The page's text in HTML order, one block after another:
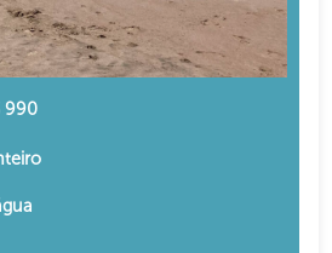
990